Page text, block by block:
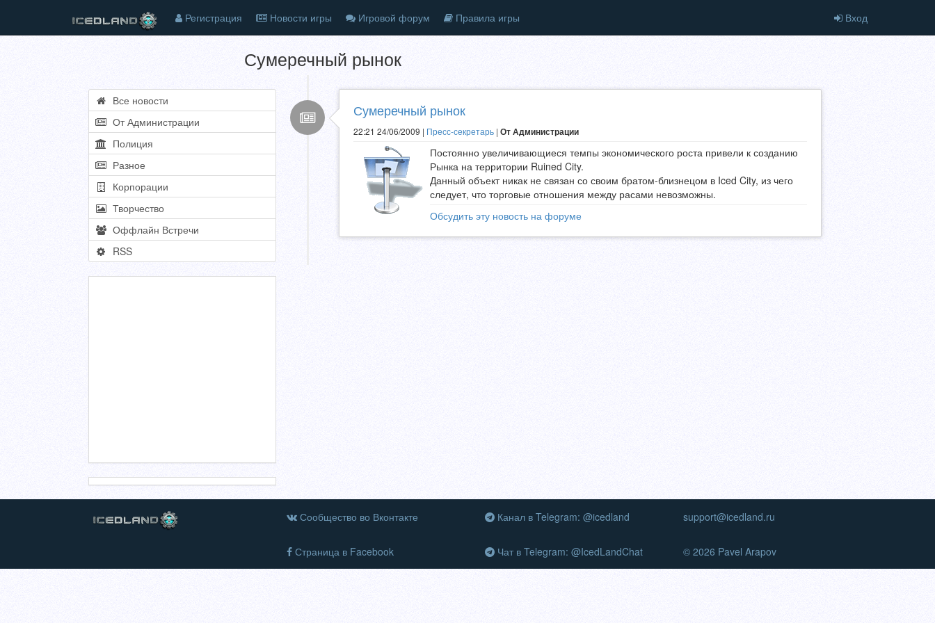
Регистрация Новости игры Игровой форум Правила игры Вход
Сумеречный рынок
Все новости
От Администрации
Полиция
Разное
Корпорации
Творчество
Оффлайн Встречи
RSS
Сумеречный рынок
22:21 24/06/2009 | Пресс-секретарь | От Администрации
Постоянно увеличивающиеся темпы экономического роста привели к созданию
Рынка на территории Ruined City.
Данный объект никак не связан со своим братом-близнецом в Iced City, из чего
следует, что торговые отношения между расами невозможны.
Обсудить эту новость на форуме
Сообщество во Вконтакте
Страница в Facebook
Канал в Telegram: @icedland
Чат в Telegram: @IcedLandChat
support@icedland.ru
© 2026 Pavel Arapov